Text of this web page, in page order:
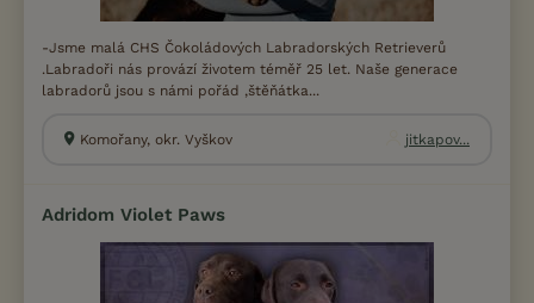
-Jsme malá CHS Čokoládových Labradorských Retrieverů
.Labradoři nás provází životem téměř 25 let. Naše generace
labradorů jsou s námi pořád ,štěňátka...
Komořany, okr. Vyškov jitkapov...
Adridom Violet Paws